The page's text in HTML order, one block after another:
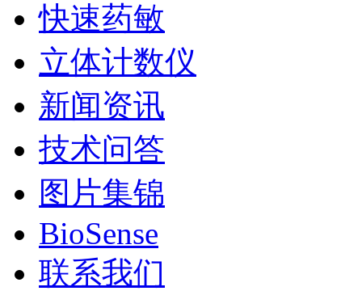
快速药敏
立体计数仪
新闻资讯
技术问答
图片集锦
BioSense
联系我们